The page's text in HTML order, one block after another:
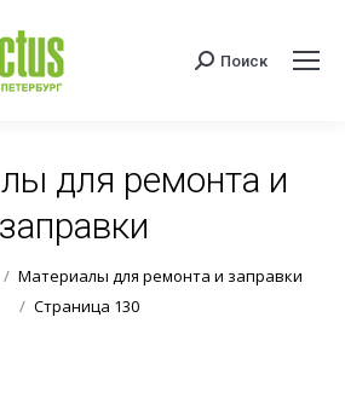
Поиск:
Поиск
для ремонта и
заправки
Вы здесь:
Материалы для ремонта и заправки
Страница 130